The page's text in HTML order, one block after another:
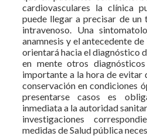
cardiovasculares la clínica
puede llegar a precisar de
intravenoso. Una
anamnesis y el antecedente
orientará hacia el diagnóstico
en mente otros
importante a la hora de evitar
conservación en condiciones
presentarse casos es
inmediata a la autoridad
investigaciones
medidas de Salud pública